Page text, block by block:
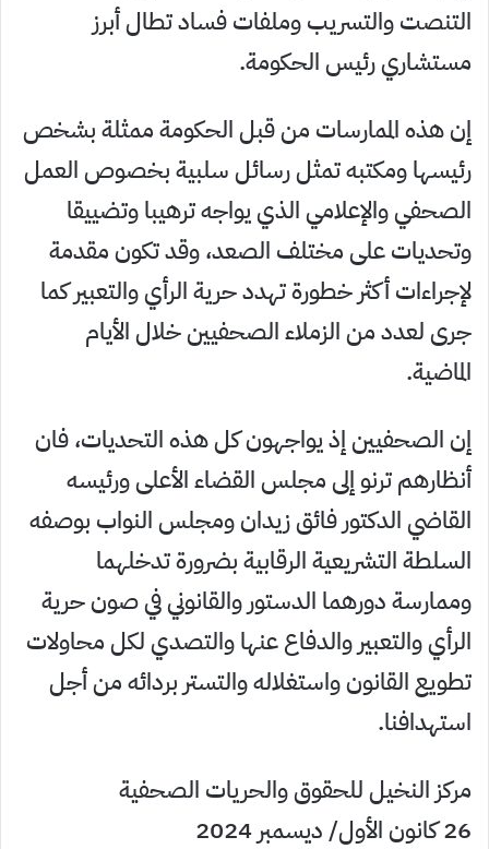
التنصت والتسريب وملفات فساد تطال أبرز
مستشاري رئيس الحكومة.
إن هذه الممارسات من قبل الحكومة ممثلة بشخص
رئيسها ومكتبه تمثل رسائل سلبية بخصوص العمل
الصحفي والإعلامي الذي يواجه ترهيبا وتضييقا
وتحديات على مختلف الصعد، وقد تكون مقدمة
لإجراءات أكثر خطورة تهدد حرية الرأي والتعبير كما
جرى لعدد من الزملاء الصحفيين خلال الأيام
الماضية.
إن الصحفيين إذ يواجهون كل هذه التحديات، فان
أنظارهم ترنو إلى مجلس القضاء الأعلى ورئيسه
القاضي الدكتور فائق زيدان ومجلس النواب بوصفه
السلطة التشريعية الرقابية بضرورة تدخلهما
وممارسة دورهما الدستور والقانوني في صون حرية
الرأي والتعبير والدفاع عنها والتصدي لكل محاولات
تطويع القانون واستغلاله والتستر بردائه من أجل
استهدافنا.
مركز النخيل للحقوق والحريات الصحفية
26 كانون الأول/ ديسمبر 2024